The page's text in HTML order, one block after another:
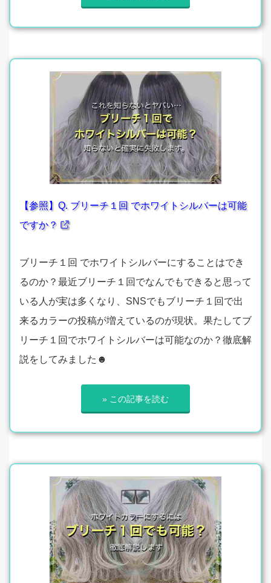
【参照】Q. ブリーチ１回 でホワイトシルバーは可能
ですか？
ブリーチ１回 でホワイトシルバーにすることはでき
るのか？最近ブリーチ１回でなんでもできると思って
いる人が実は多くなり、SNSでもブリーチ１回で出
来るカラーの投稿が増えているのが現状。果たしてブ
リーチ１回でホワイトシルバーは可能なのか？徹底解
説をしてみました☻
» この記事を読む